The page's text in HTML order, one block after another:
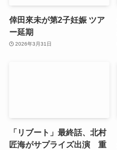
倖田來未が第2子妊娠 ツア
ー延期
2026年3月31日
「リブート」最終話、北村
匠海がサプライズ出演 重